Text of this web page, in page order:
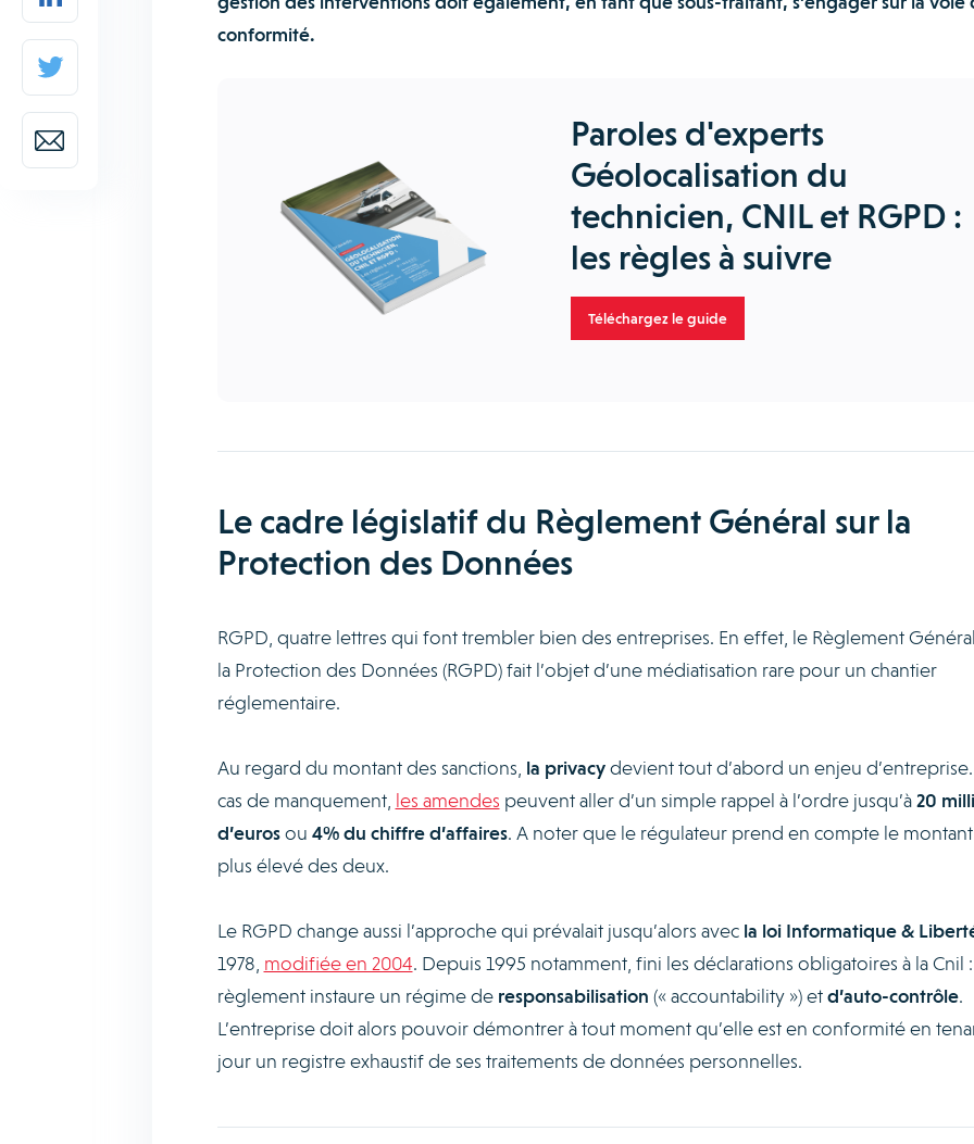
conformité.
Paroles d'experts
Géolocalisation du
technicien, CNIL et RGPD :
les règles à suivre
Téléchargez le guide
Le cadre législatif du Règlement Général sur la
Protection des Données
RGPD, quatre lettres qui font trembler bien des entreprises. En effet, le Règlement
la Protection des Données (RGPD) fait l’objet d’une médiatisation rare pour un chantier
réglementaire.
Au regard du montant des sanctions, la privacydevient tout d’abord un enjeu d’entreprise.
cas de manquement, les amendes peuvent aller d’un simple rappel à l’ordre jusqu’à20
d’eurosou 4% du chiffre d’affaires. A noter que le régulateur prend en compte le
plus élevé des deux.
Le RGPD change aussi l’approche qui prévalait jusqu’alors avecla loi Informatique &
1978, modifiée en 2004. Depuis 1995 notamment, fini les déclarations obligatoires à la Cnil
règlement instaure un régime deresponsabilisation (« accountability ») etd’auto-contrôle.
L’entreprise doit alors pouvoir démontrer à tout moment qu’elle est en conformité en
jour un registre exhaustif de ses traitements de données personnelles.